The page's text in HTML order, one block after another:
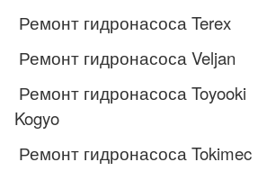
Ремонт гидронасоса Terex
Ремонт гидронасоса Veljan
Ремонт гидронасоса Toyooki
Kogyo
Ремонт гидронасоса Tokimec